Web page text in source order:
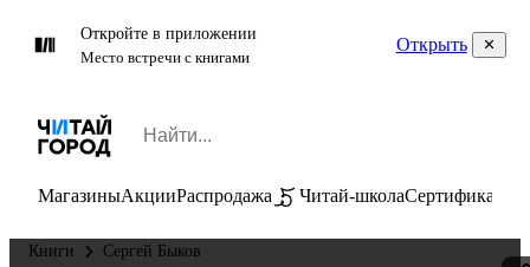
Откройте в приложении
Место встречи с книгами
Открыть
МагазиныАкцииРаспродажа Читай-школаСертификаты
Книги Сергей Быков